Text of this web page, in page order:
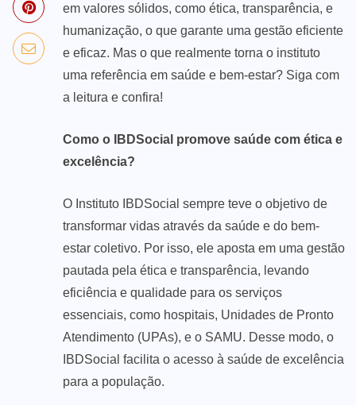
em valores sólidos, como ética, transparência, e
humanização, o que garante uma gestão eficiente
e eficaz. Mas o que realmente torna o instituto
uma referência em saúde e bem-estar? Siga com
a leitura e confira!
Como o IBDSocial promove saúde com ética e
excelência?
O Instituto IBDSocial sempre teve o objetivo de
transformar vidas através da saúde e do bem-
estar coletivo. Por isso, ele aposta em uma gestão
pautada pela ética e transparência, levando
eficiência e qualidade para os serviços
essenciais, como hospitais, Unidades de Pronto
Atendimento (UPAs), e o SAMU. Desse modo, o
IBDSocial facilita o acesso à saúde de excelência
para a população.